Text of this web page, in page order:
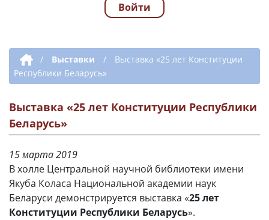
Навигация по
Войти
Дополнительная навигация
/ Выставки /
Выставка «25 лет Конституции
Республики Беларусь»
Выставка «25 лет Конституции Республики
Беларусь»
15 марта 2019
В холле Центральной научной библиотеки имени
Якуба Коласа Национальной академии наук
Беларуси демонстрируется выставка «25 лет
Конституции Республики Беларусь».